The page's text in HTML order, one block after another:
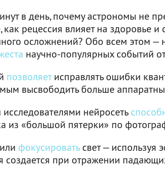
в день, почему астрономы не
рецессия влияет на здоровье и
осложнений? Обо всем этом —
научно-популярных событий
позволяетисправлять ошибки
высвободить больше
нейросеть
из «большой пятерки» по
фокусироватьсвет — используя
создается при отражении